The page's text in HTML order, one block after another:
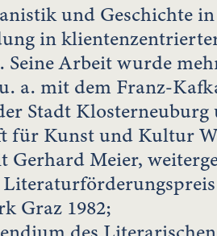
und Geschichte
in
Seine Arbeit wurde
a. mit dem Franz-
Stadt Klosterneuburg
für Kunst und Kultur
Gerhard Meier,
Graz 1982;